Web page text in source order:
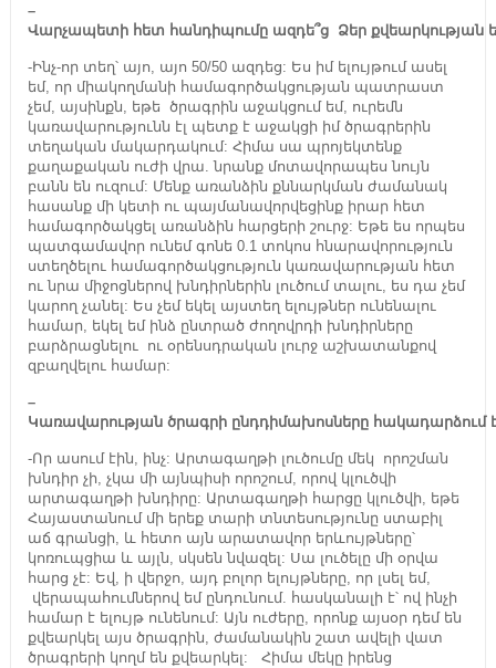
–
Վարչապետի հետ հանդիպումը ազդե՞ց Ձեր քվեարկության
-Ինչ-որ տեղ՝ այո, այո 50/50 ազդեց: Ես իմ ելույթում ասել
եմ, որ միակողմանի համագործակցության պատրաստ
չեմ, այսինքն, եթե ծրագրին աջակցում եմ, ուրեմն
կառավարությունն էլ պետք է աջակցի իմ ծրագրերին
տեղական մակարդակում: Հիմա սա պրոյեկտենք
քաղաքական ուժի վրա. նրանք մոտավորապես նույն
բանն են ուզում: Մենք առանձին քննարկման ժամանակ
հասանք մի կետի ու պայմանավորվեցինք իրար հետ
համագործակցել առանձին հարցերի շուրջ: Եթե ես որպես
պատգամավոր ունեմ գոնե 0.1 տոկոս հնարավորություն
ստեղծելու համագործակցություն կառավարության հետ
ու նրա միջոցներով խնդիրներին լուծում տալու, ես դա չեմ
կարող չանել: Ես չեմ եկել այստեղ ելույթներ ունենալու
համար, եկել եմ ինձ ընտրած ժողովրդի խնդիրները
բարձրացնելու ու օրենսդրական լուրջ աշխատանքով
զբաղվելու համար:
–
Կառավարության ծրագրի ընդդիմախոսները հակադարձում
-Որ ասում էին, ինչ: Արտագաղթի լուծումը մեկ որոշման
խնդիր չի, չկա մի այնպիսի որոշում, որով կլուծվի
արտագաղթի խնդիրը: Արտագաղթի հարցը կլուծվի, եթե
Հայաստանում մի երեք տարի տնտեսությունը ստաբիլ
աճ գրանցի, և հետո այն արատավոր երևույթները՝
կոռուպցիա և այլն, սկսեն նվազել: Սա լուծելը մի օրվա
հարց չէ: Եվ, ի վերջո, այդ բոլոր ելույթները, որ լսել եմ,
վերապահումներով եմ ընդունում. հասկանալի է՝ ով ինչի
համար է ելույթ ունենում: Այն ուժերը, որոնք այսօր դեմ են
քվեարկել այս ծրագրին, ժամանակին շատ ավելի վատ
ծրագրերի կողմ են քվեարկել: Հիմա մեկը իրենց